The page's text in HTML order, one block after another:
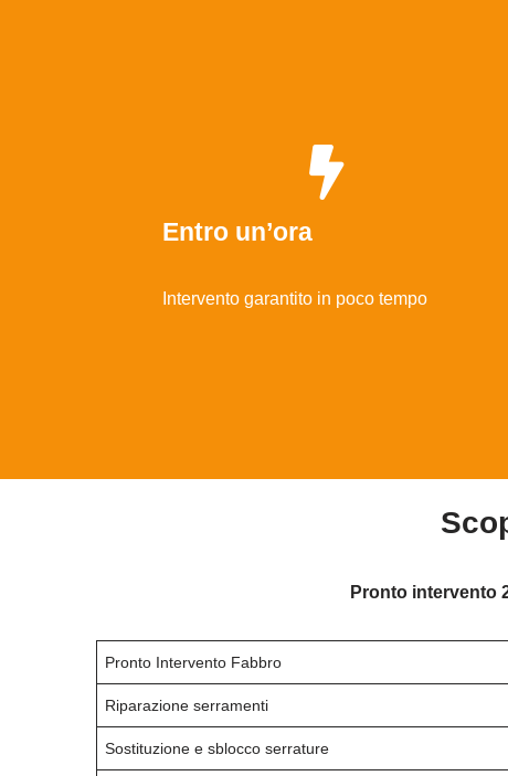
Entro un’ora
Intervento garantito in poco tempo
Pronto intervento
Pronto Intervento Fabbro
Riparazione serramenti
Sostituzione e sblocco serrature